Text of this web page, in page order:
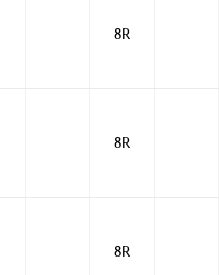
8R
8R
8R